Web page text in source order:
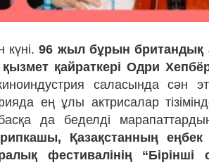
күні.96 жыл бұрын британдық
қайраткері Одри
саласында сән
ең ұлы актрисалар
да беделді
Қазақстанның еңбек
фестивалінің “Бірінші